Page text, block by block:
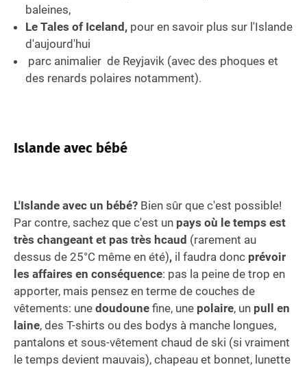
baleines,
Le Tales of Iceland, pour en savoir plus sur l'Islande
d'aujourd'hui
parc animalier de Reyjavik (avec des phoques et
des renards polaires notamment).
Islande avec bébé
L'Islande avec un bébé? Bien sûr que c'est possible!
Par contre, sachez que c'est un pays où le temps est
très changeant et pas très hcaud (rarement au
dessus de 25°C même en été), il faudra donc prévoir
les affaires en conséquence: pas la peine de trop en
apporter, mais pensez en terme de couches de
vêtements: une doudoune fine, une polaire, un pull en
laine, des T-shirts ou des bodys à manche longues,
pantalons et sous-vêtement chaud de ski (si vraiment
le temps devient mauvais), chapeau et bonnet, lunette